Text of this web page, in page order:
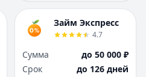
Займ Экспресс
4.7
Сумма
до 50 000 ₽
Срок
до 126 дней